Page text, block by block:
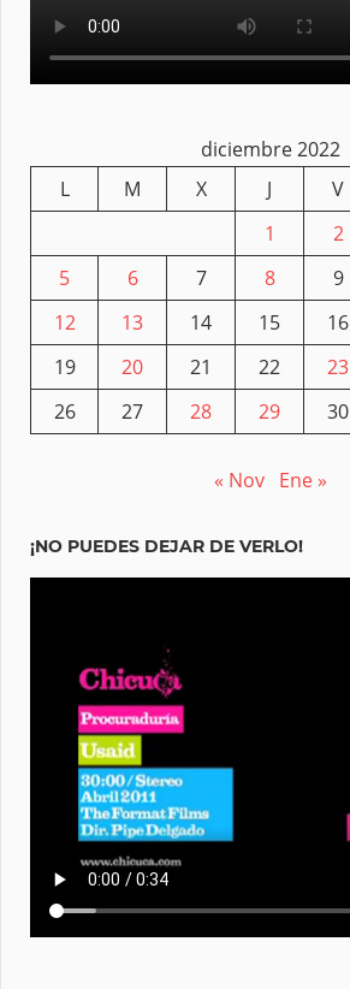
diciembre 2022
L
M X J V
1
2
5
6 7 8 9
12
13 14 15 16
19
20 21 22 23
26
27 28 29 30
« Nov Ene »
¡NO PUEDES DEJAR DE VERLO!